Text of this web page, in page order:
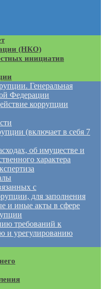
(НКО)
инициатив
Генеральная
Федерации
коррупции
(включает в себя 7
об имуществе и
характера
с
для заполнения
и иные акты в сфере
требований к
и урегулированию